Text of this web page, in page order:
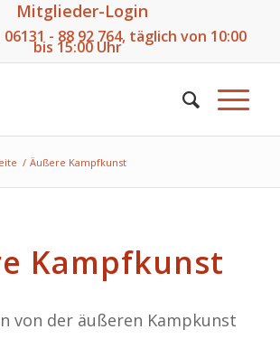
Mitglieder-Login
06131 - 88 92 764, täglich von 10:00
bis 15:00 Uhr
/ Äußere Kampfkunst
Kampfkunst
von der äußeren Kampkunst